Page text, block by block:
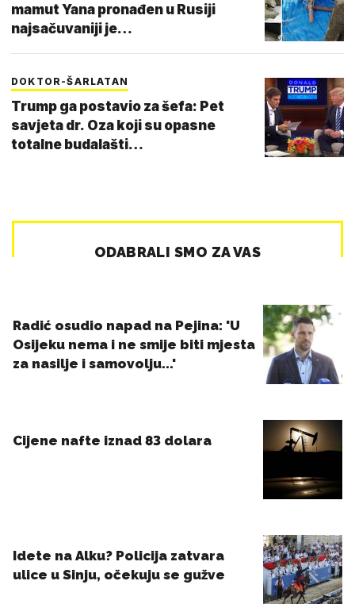
mamut Yana pronađen u Rusiji
najsačuvaniji je…
DOKTOR-ŠARLATAN
Trump ga postavio za šefa: Pet
savjeta dr. Oza koji su opasne
totalne budalašti…